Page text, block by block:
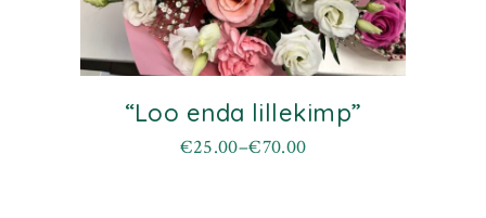
“Loo enda lillekimp”
€25.00–€70.00